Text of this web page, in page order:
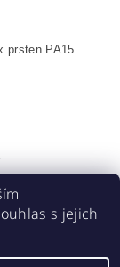
prsten PA15.
s jejich